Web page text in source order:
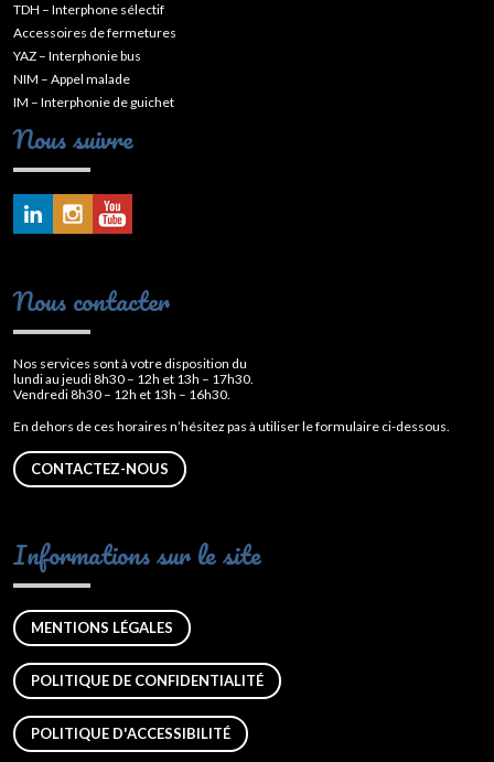
TDH – Interphone sélectif
Accessoires de fermetures
YAZ – Interphonie bus
NIM – Appel malade
IM – Interphonie de guichet
Nous suivre
Nous contacter
Nos services sont à votre disposition du
lundi au jeudi 8h30 – 12h et 13h – 17h30.
Vendredi 8h30 – 12h et 13h – 16h30.
En dehors de ces horaires n’hésitez pas à utiliser le formulaire ci-dessous.
CONTACTEZ-NOUS
Informations sur le site
MENTIONS LÉGALES
POLITIQUE DE CONFIDENTIALITÉ
POLITIQUE D'ACCESSIBILITÉ